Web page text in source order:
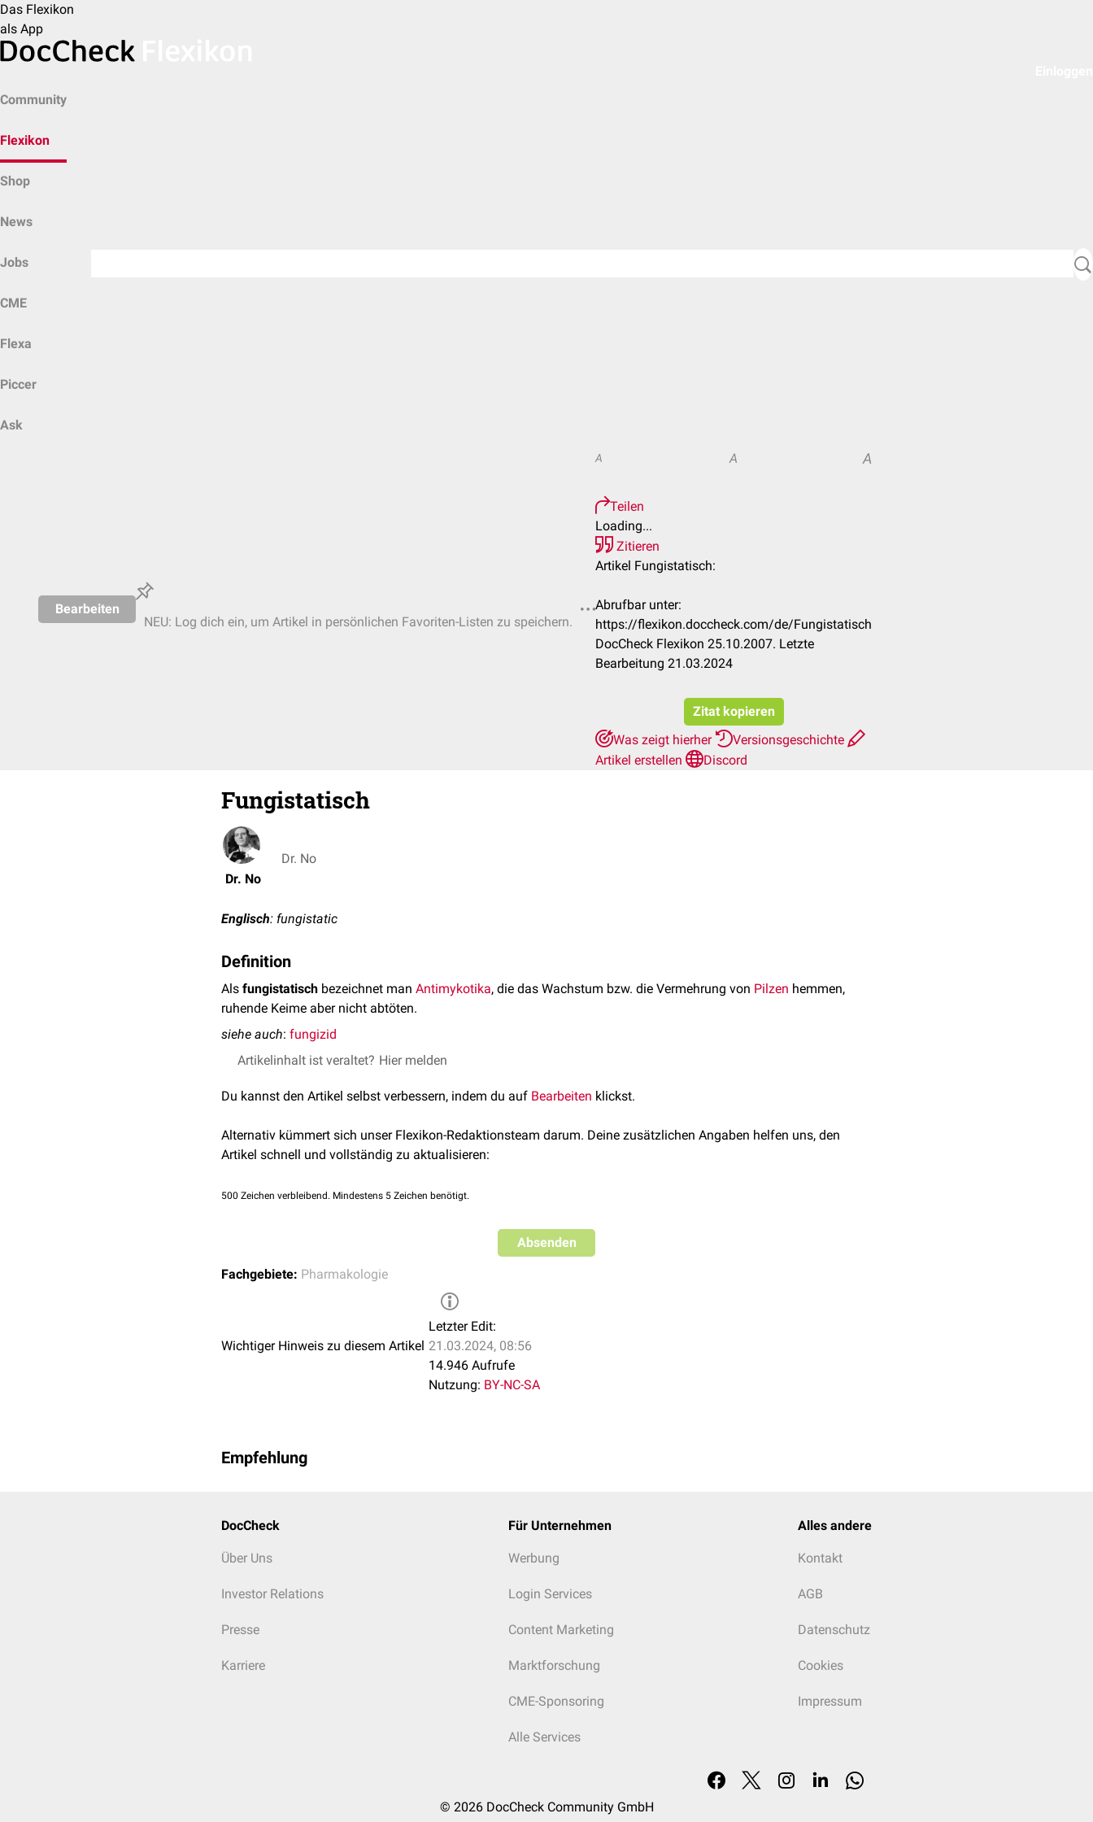
Das Flexikon
als App
Community
Flexikon
Shop
News
Jobs
CME
Flexa
Piccer
Ask
Bearbeiten
NEU: Log dich ein, um Artikel in persönlichen Favoriten-Listen zu speichern.
A A A
Teilen
Loading...
Zitieren
Artikel Fungistatisch:
Abrufbar unter:
https://flexikon.doccheck.com/de/Fungistatisch
DocCheck Flexikon 25.10.2007. Letzte
Bearbeitung 21.03.2024
Zitat kopieren
Was zeigt hierher
Versionsgeschichte
Artikel erstellen
Discord
Fungistatisch
Dr. No
Dr. No
Englisch: fungistatic
Definition
Als fungistatisch bezeichnet man Antimykotika, die das Wachstum bzw. die Vermehrung von Pilzen hemmen,
ruhende Keime aber nicht abtöten.
siehe auch: fungizid
Artikelinhalt ist veraltet? Hier melden
Du kannst den Artikel selbst verbessern, indem du auf Bearbeiten klickst.
Alternativ kümmert sich unser Flexikon-Redaktionsteam darum. Deine zusätzlichen Angaben helfen uns, den
Artikel schnell und vollständig zu aktualisieren:
500 Zeichen verbleibend. Mindestens 5 Zeichen benötigt.
Absenden
Fachgebiete: Pharmakologie
Wichtiger Hinweis zu diesem Artikel
Letzter Edit:
21.03.2024, 08:56
14.946 Aufrufe
Nutzung: BY-NC-SA
Empfehlung
DocCheck
Über Uns
Investor Relations
Presse
Karriere
Für Unternehmen
Werbung
Login Services
Content Marketing
Marktforschung
CME-Sponsoring
Alle Services
Alles andere
Kontakt
AGB
Datenschutz
Cookies
Impressum
© 2026 DocCheck Community GmbH